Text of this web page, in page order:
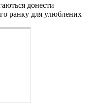
донести
ранку для улюблених